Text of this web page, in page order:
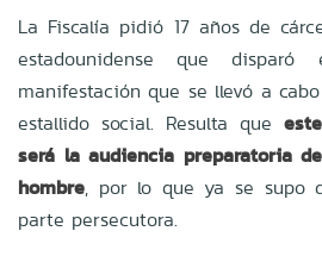
La Fiscalía pidió 17 años de
estadounidense que
manifestación que se llevó a
estallido social. Resulta que
será la audiencia preparatoria
hombre, por lo que ya se supo
parte persecutora.